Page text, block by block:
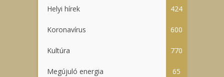
Helyi hírek 424
Koronavírus 600
Kultúra 770
Megújuló energia 65